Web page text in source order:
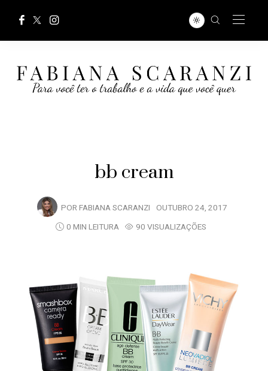
bb cream
POR FABIANA SCARANZI OUTUBRO 24, 2017
0 MIN LEITURA
90 VISUALIZAÇÕES